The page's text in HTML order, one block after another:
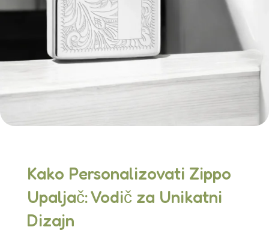
Kako Personalizovati Zippo
Upaljač: Vodič za Unikatni
Dizajn